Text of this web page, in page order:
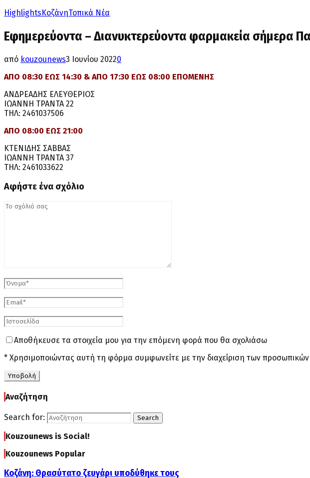
HighlightsΚοζάνηΤοπικά Νέα
Εφημερεύοντα – Διανυκτερεύοντα φαρμακεία σήμερα
από kouzounews3 Ιουνίου 20220
ΑΠΟ 08:30 ΕΩΣ 14:30 & ΑΠΟ 17:30 ΕΩΣ 08:00 ΕΠΟΜΕΝΗΣ
ΑΝΔΡΕΑΔΗΣ ΕΛΕΥΘΕΡΙΟΣ
ΙΩΑΝΝΗ ΤΡΑΝΤΑ 22
ΤΗΛ: 2461037506
ΑΠΟ 08:00 ΕΩΣ 21:00
ΚΤΕΝΙΔΗΣ ΣΑΒΒΑΣ
ΙΩΑΝΝΗ ΤΡΑΝΤΑ 37
ΤΗΛ: 2461033622
Αφήστε ένα σχόλιο
Αποθήκευσε τα στοιχεία μου για την επόμενη φορά που θα σχολιάσω
* Χρησιμοποιώντας αυτή τη φόρμα συμφωνείτε με την διαχείριση των
Αναζήτηση
Search for: Search
Kouzounews is Social!
Kouzounews Popular
Κοζάνη: Θρασύτατο ζευγάρι υποδύθηκε τους